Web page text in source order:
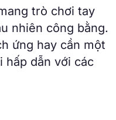
trò chơi tay
nhiên công bằng.
ứng hay cần một
hấp dẫn với các